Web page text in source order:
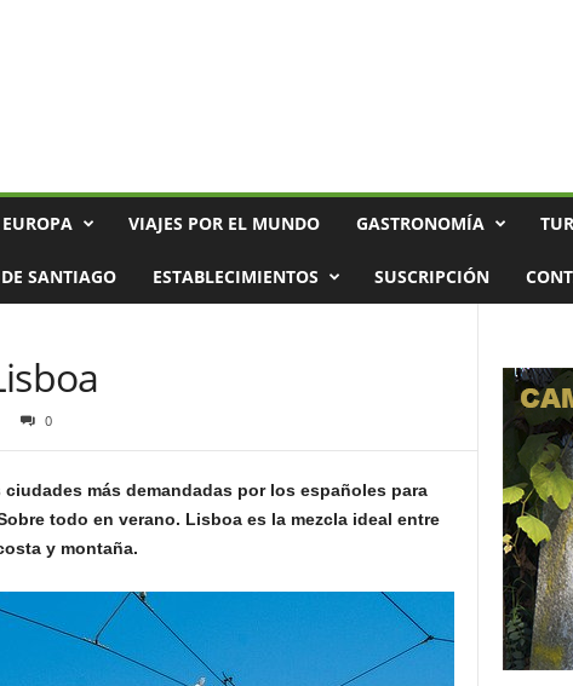
VIAJES POR EL MUNDO GASTRONOMÍA
SANTIAGO ESTABLECIMIENTOS SUSCRIPCIÓN
0
más demandadas por los españoles para
todo en verano. Lisboa es la mezcla ideal entre
y montaña.